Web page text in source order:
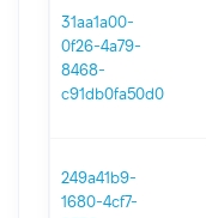
31aa1a00-
0f26-4a79-
8468-
c91db0fa50d0
249a41b9-
1680-4cf7-